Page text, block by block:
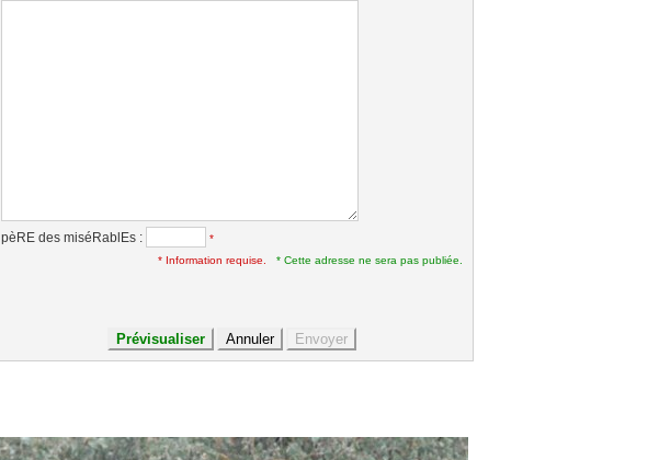
pèRE des miséRablEs :
*
* Information requise.
* Cette adresse ne sera pas publiée.